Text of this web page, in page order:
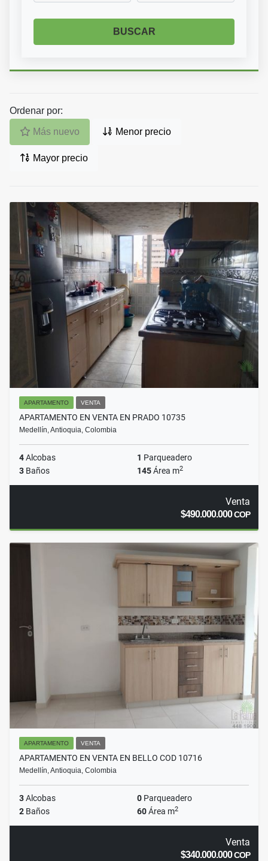
BUSCAR
Ordenar por:
Más nuevo Menor precio
Mayor precio
APARTAMENTO VENTA
APARTAMENTO EN VENTA EN PRADO 10735
Medellín, Antioquia, Colombia
4Alcobas 1 Parqueadero
3 Baños 145Área m2
Venta
$490.000.000COP
APARTAMENTO VENTA
APARTAMENTO EN VENTA EN BELLO COD 10716
Medellín, Antioquia, Colombia
3Alcobas 0 Parqueadero
2 Baños 60Área m2
Venta
$340.000.000COP